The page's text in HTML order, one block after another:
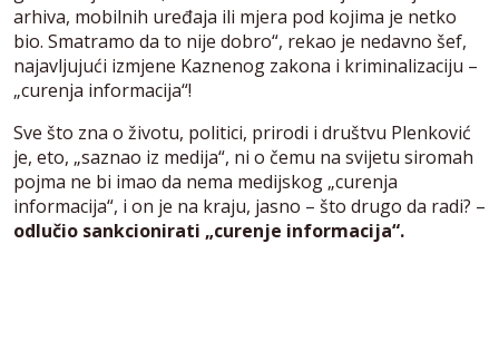
arhiva, mobilnih uređaja ili mjera pod kojima je netko
bio. Smatramo da to nije dobro“, rekao je nedavno šef,
najavljujući izmjene Kaznenog zakona i kriminalizaciju –
„curenja informacija“!
Sve što zna o životu, politici, prirodi i društvu Plenković
je, eto, „saznao iz medija“, ni o čemu na svijetu siromah
pojma ne bi imao da nema medijskog „curenja
informacija“, i on je na kraju, jasno – što drugo da radi? –
odlučio sankcionirati „curenje informacija“.